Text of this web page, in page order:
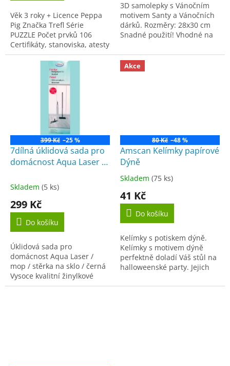
Věk 3 roky + Licence Peppa
Pig Značka Trefl Série
PUZZLE Počet prvků 106
Certifikáty, stanoviska, atesty
CE Výška produktu 28 cm...
5
hvězdiček.
3D samolepky s Vánočním
motivem Santy a Vánočních
dárků. Rozměry: 28x30 cm
Snadné použití! Vhodné na
kachličky a jiné hladké
plochy.NÁVOD:1. Opatrně...
399 Kč –25 %
7dílná úklidová sada pro
domácnost Aqua Laser /
tyrkysová
Skladem (5 ks)
299 Kč
Do košíku
Úklidová sada pro
domácnost Aqua Laser /
mop / stěrka na sklo / černá
Vysoce kvalitní žinylkové
mikrovlákno zajišťuje
Akce
80 Kč –48 %
Amscan Kelímky papírové
Dýně
Průměrné
produktu
5,0
5
hvězdiček.
Skladem (75 ks)
41 Kč
Do košíku
Kelímky s potiskem dýně.
Kelímky s motivem dýně
perfektně doladí Váš stůl na
halloweenské party. Jejich
nemusí umývat, po použití je